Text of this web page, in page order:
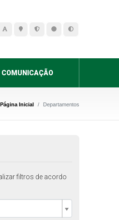
COMUNICAÇÃO
Página Inicial Departamentos
filtros de acordo